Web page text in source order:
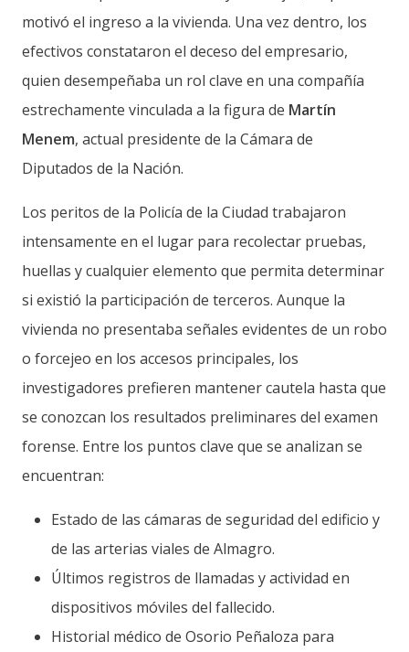
motivó el ingreso a la vivienda. Una vez dentro, los
efectivos constataron el deceso del empresario,
quien desempeñaba un rol clave en una compañía
estrechamente vinculada a la figura de Martín
Menem, actual presidente de la Cámara de
Diputados de la Nación.
Los peritos de la Policía de la Ciudad trabajaron
intensamente en el lugar para recolectar pruebas,
huellas y cualquier elemento que permita determinar
si existió la participación de terceros. Aunque la
vivienda no presentaba señales evidentes de un robo
o forcejeo en los accesos principales, los
investigadores prefieren mantener cautela hasta que
se conozcan los resultados preliminares del examen
forense. Entre los puntos clave que se analizan se
encuentran:
Estado de las cámaras de seguridad del edificio y
de las arterias viales de Almagro.
Últimos registros de llamadas y actividad en
dispositivos móviles del fallecido.
Historial médico de Osorio Peñaloza para